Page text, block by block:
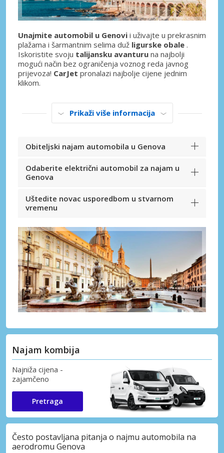
Unajmite automobil u Genovi i uživajte u prekrasnim
plažama i šarmantnim selima duž ligurske obale .
Iskoristite svoju talijansku avanturu na najbolji
mogući način bez ograničenja voznog reda javnog
prijevoza! CarJet pronalazi najbolje cijene jednim
klikom.
Prikaži više informacija
Obiteljski najam automobila u Genova
Odaberite električni automobil za najam u
Genova
Uštedite novac usporedbom u stvarnom
vremenu
Najam kombija
Najniža cijena -
zajamčeno
Pretraga
Često postavljana pitanja o najmu automobila na
aerodromu Genova